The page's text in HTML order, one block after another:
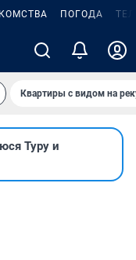
ПОГОДА
Квартиры с видом на
Туру и